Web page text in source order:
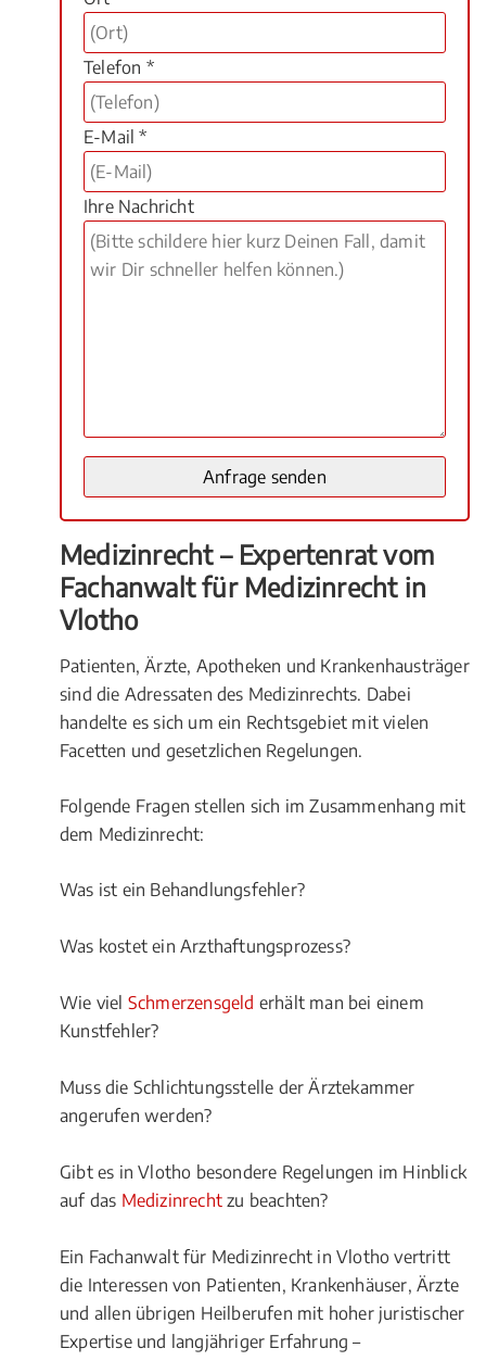
Telefon *
E-Mail *
Ihre Nachricht
Medizinrecht – Expertenrat vom
Fachanwalt für Medizinrecht in
Vlotho
Patienten, Ärzte, Apotheken und Krankenhausträger
sind die Adressaten des Medizinrechts. Dabei
handelte es sich um ein Rechtsgebiet mit vielen
Facetten und gesetzlichen Regelungen.
Folgende Fragen stellen sich im Zusammenhang mit
dem Medizinrecht:
Was ist ein Behandlungsfehler?
Was kostet ein Arzthaftungsprozess?
Wie viel Schmerzensgeld erhält man bei einem
Kunstfehler?
Muss die Schlichtungsstelle der Ärztekammer
angerufen werden?
Gibt es in Vlotho besondere Regelungen im Hinblick
auf das Medizinrecht zu beachten?
Ein Fachanwalt für Medizinrecht in Vlotho vertritt
die Interessen von Patienten, Krankenhäuser, Ärzte
und allen übrigen Heilberufen mit hoher juristischer
Expertise und langjähriger Erfahrung –